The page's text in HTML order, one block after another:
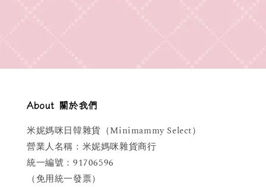
About 關於我們
米妮媽咪日韓雜貨（Minimammy Select）
營業人名稱：米妮媽咪雜貨商行
統一編號：91706596
（免用統一發票）